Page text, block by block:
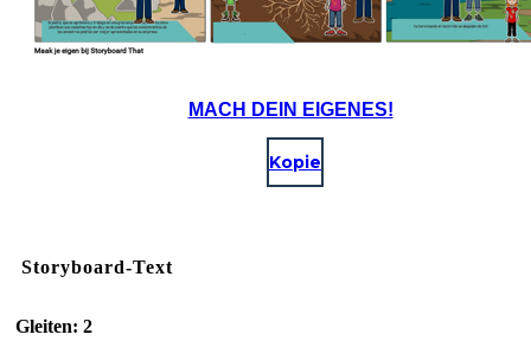
MACH DEIN EIGENES!
Kopie
Storyboard-Text
Gleiten: 2